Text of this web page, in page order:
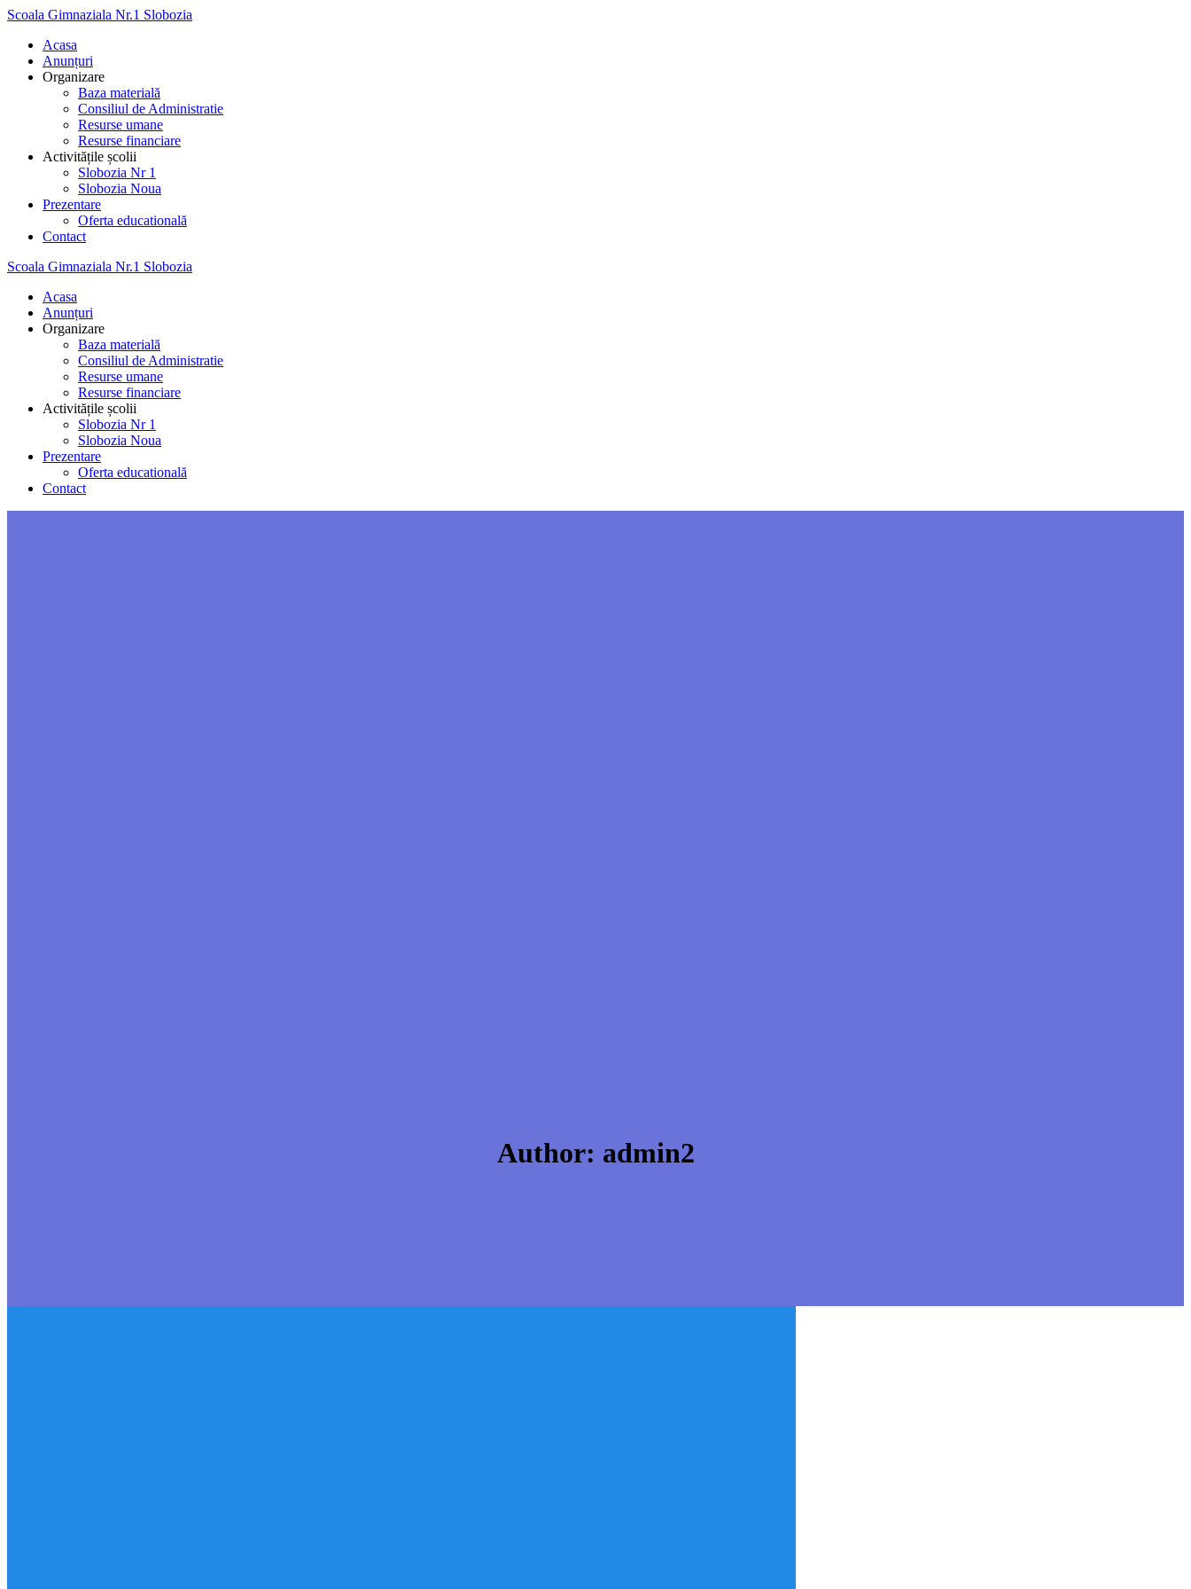
Skip
content
Scoala Gimnaziala Nr.1 Slobozia
Acasa
Anunțuri
Organizare
Baza materială
Consiliul de Administratie
Resurse umane
Resurse financiare
Activitățile școlii
Slobozia Nr 1
Slobozia Noua
Prezentare
Oferta educatională
Contact
Scoala Gimnaziala Nr.1 Slobozia
Acasa
Anunțuri
Organizare
Baza materială
Consiliul de Administratie
Resurse umane
Resurse financiare
Activitățile școlii
Slobozia Nr 1
Slobozia Noua
Prezentare
Oferta educatională
Contact
Author: admin2